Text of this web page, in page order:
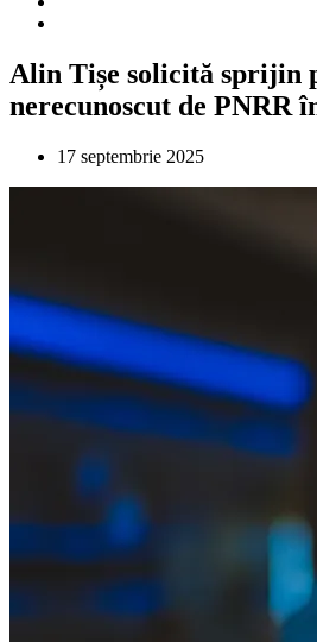
Alin Tișe solicită sprijin
nerecunoscut de PNRR
17 septembrie 2025